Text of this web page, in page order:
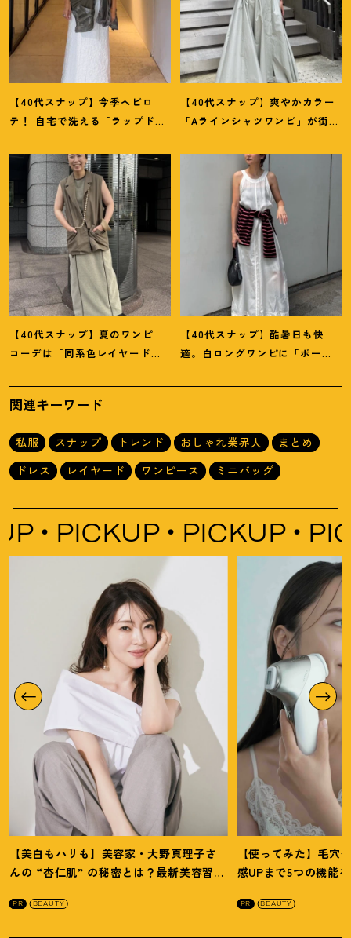
【40代スナップ】今季ヘビロ
テ ！
自宅で洗える「ラップドレ
乃婦さん
【40代スナップ】爽やかカラー
「Aラインシャツワンピ」が街で
さん
【40代スナップ】夏のワンピ
コーデは「同系色レイヤード」
さん
【40代スナップ】酷暑日も快
適。白ロングワンピに「ボー
美緒さん
関連キーワード
私服 スナップ トレンド おしゃれ業界人
まとめ
ドレス
レイヤード ワンピース ミニバッグ
PICKUP PICKUP
【美白もハリも】美容家・大野真理子さ
んの “杏仁肌” の秘密とは ？ 最新美容習慣
PR BEAUTY
【使ってみた】毛穴
感UPまで5つの機能
PR BEAUTY